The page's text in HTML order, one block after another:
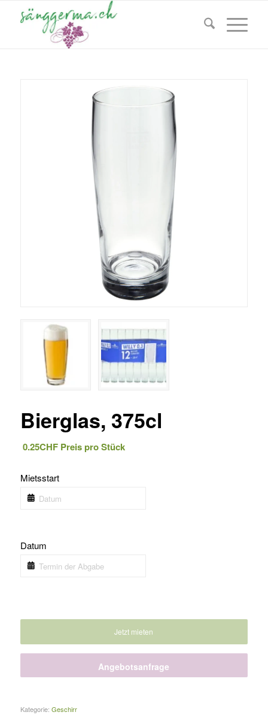
Bierglas, 375cl
0.25CHFPreis pro Stück
Mietsstart
Datum
Jetzt mieten
Angebotsanfrage
Kategorie: Geschirr